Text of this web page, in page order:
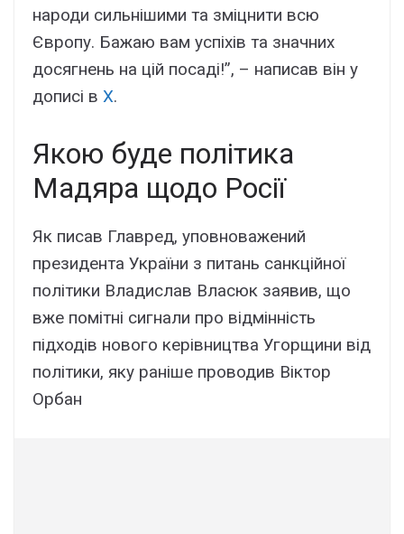
народи сильнішими та зміцнити всю
Європу. Бажаю вам успіхів та значних
досягнень на цій посаді!”, – написав він у
дописі в X.
Якою буде політика
Мадяра щодо Росії
Як писав Главред, уповноважений
президента України з питань санкційної
політики Владислав Власюк заявив, що
вже помітні сигнали про відмінність
підходів нового керівництва Угорщини від
політики, яку раніше проводив Віктор
Орбан